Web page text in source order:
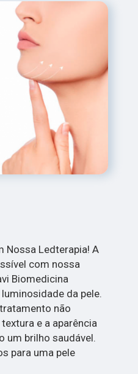
Nossa Ledterapia! A
com nossa
Biomedicina
da pele.
não
e a aparência
um brilho saudável.
para uma pele